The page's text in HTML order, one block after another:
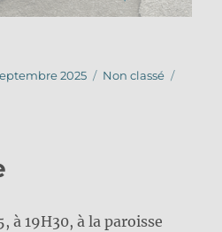
2025 Catégories
Non classé
à 19H30, à la paroisse